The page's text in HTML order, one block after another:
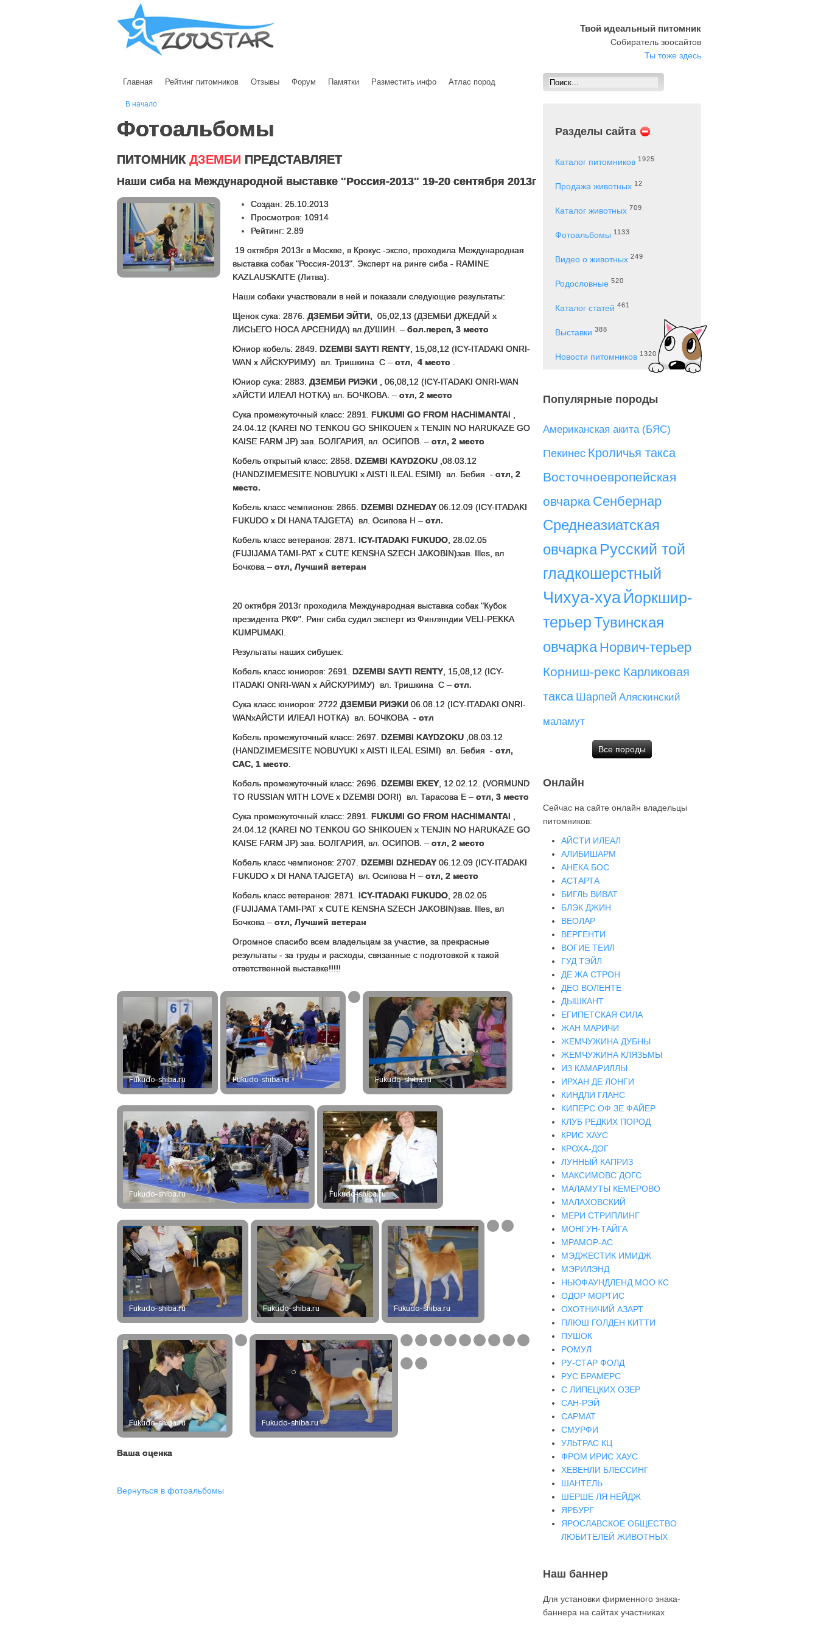
Твой идеальный питомник
Собиратель зоосайтов
Ты тоже здесь
Главная Рейтинг питомников Отзывы Форум Памятки Разместить инфо Атлас пород
В начало
Фотоальбомы
ПИТОМНИК ДЗЕМБИ ПРЕДСТАВЛЯЕТ
Наши сиба на Международной выставке "Россия-2013" 19-20 сентября 2013г
Создан: 25.10.2013
Просмотров: 10914
Рейтинг: 2.89
19 октября 2013г в Москве, в Крокус -экспо, проходила Международная
выставка собак "Россия-2013". Эксперт на ринге сиба - RAMINE
KAZLAUSKAITE (Литва).
Наши собаки участвовали в ней и показали следующие результаты:
Щенок сука: 2876. ДЗЕМБИ ЭЙТИ, 05,02,13 (ДЗЕМБИ ДЖЕДАЙ х
ЛИСЬЕГО НОСА АРСЕНИДА) вл.ДУШИН. – бол.персп, 3 место
Юниор кобель: 2849. DZEMBI SAYTI RENTY , 15,08,12 (ICY-ITADAKI ONRI-
WAN x АЙСКУРИМУ) вл. Тришкина С – отл, 4 место
Юниор сука: 2883. ДЗЕМБИ РИЭКИ
, 06,08,12 (ICY-ITADAKI ONRI-WAN
xАЙСТИ ИЛЕАЛ НОТКА) вл. БОЧКОВА. – отл, 2 место
Сука промежуточный класс: 2891. FUKUMI GO FROM HACHIMANTAI
24.04.12 (KAREI NO TENKOU GO SHIKOUEN x TENJIN NO HARUKAZE GO
KAISE FARM JP) зав. БОЛГАРИЯ, вл. ОСИПОВ. – отл, 2 место
Кобель открытый класс: 2858. DZEMBI KAYDZOKU ,08.03.12
(HANDZIMEMESITE NOBUYUKI x AISTI ILEAL ESIMI) вл. Бебия - отл, 2
место.
Кобель класс чемпионов: 2865. DZEMBI DZHEDAY 06.12.09 (ICY-ITADAKI
FUKUDO x DI HANA TAJGETA) вл. Осипова Н – отл.
Кобель класс ветеранов: 2871. ICY-ITADAKI FUKUDO , 28.02.05
(FUJIJAMA TAMI-PAT x CUTE KENSHA SZECH JAKOBIN)зав. Illes, вл
Бочкова – отл, Лучший ветеран
20 октября 2013г проходила Международная выставка собак "Кубок
президента РКФ". Ринг сиба судил эксперт из Финляндии VELI-PEKKA
KUMPUMAKI.
Результаты наших сибушек:
Кобель класс юниоров: 2691. DZEMBI SAYTI RENTY , 15,08,12 (ICY-
ITADAKI ONRI-WAN x АЙСКУРИМУ) вл. Тришкина С – отл.
Сука класс юниоров: 2722 ДЗЕМБИ РИЭКИ 06.08.12 (ICY-ITADAKI ONRI-
WANxАЙСТИ ИЛЕАЛ НОТКА) вл. БОЧКОВА - отл
Кобель промежуточный класс: 2697. DZEMBI KAYDZOKU ,08.03.12
(HANDZIMEMESITE NOBUYUKI x AISTI ILEAL ESIMI) вл. Бебия - отл,
CAC, 1 место
Кобель промежуточный класс: 2696. DZEMBI EKEY , 12.02.12. (VORMUND
TO RUSSIAN WITH LOVE x DZEMBI DORI) вл. Тарасова Е – отл, 3 место
Сука промежуточный класс: 2891. FUKUMI GO FROM HACHIMANTAI
24.04.12 (KAREI NO TENKOU GO SHIKOUEN x TENJIN NO HARUKAZE GO
KAISE FARM JP) зав. БОЛГАРИЯ, вл. ОСИПОВ. – отл, 2 место
Кобель класс чемпионов: 2707. DZEMBI DZHEDAY 06.12.09 (ICY-ITADAKI
FUKUDO x DI HANA TAJGETA) вл. Осипова Н – отл, 2 место
Кобель класс ветеранов: 2871. ICY-ITADAKI FUKUDO , 28.02.05
(FUJIJAMA TAMI-PAT x CUTE KENSHA SZECH JAKOBIN)зав. Illes, вл
Бочкова – отл, Лучший ветеран
Огромное спасибо всем владельцам за участие, за прекрасные
результаты - за труды и расходы, связанные с подготовкой к такой
ответственной выставке!!!!!
Ваша оценка
Вернуться в фотоальбомы
Разделы сайта
Каталог питомников 1925
Продажа животных 12
Каталог животных 709
Фотоальбомы 1133
Видео о животных 249
Родословные 520
Каталог статей 461
Выставки 388
Новости питомников 1320
Популярные породы
Американская акита (БЯС)
Пекинес Кроличья такса
Восточноевропейская
овчарка Сенбернар
Среднеазиатская
овчарка Русский той
гладкошерстный
Чихуа-хуа Йоркшир-
терьерТувинская
овчарка Норвич-терьер
Корниш-рекс Карликовая
такса Шарпей Аляскинский
маламут
Все породы
Онлайн
Сейчас на сайте онлайн владельцы
питомников:
АЙСТИ ИЛЕАЛ
АЛИБИШАРМ
АНЕКА БОС
АСТАРТА
БИГЛЬ ВИВАТ
БЛЭК ДЖИН
ВЕОЛАР
ВЕРГЕНТИ
ВОГИЕ ТЕИЛ
ГУД ТЭЙЛ
ДЕ ЖА СТРОН
ДЕО ВОЛЕНТЕ
ДЫШКАНТ
ЕГИПЕТСКАЯ СИЛА
ЖАН МАРИЧИ
ЖЕМЧУЖИНА ДУБНЫ
ЖЕМЧУЖИНА КЛЯЗЬМЫ
ИЗ КАМАРИЛЛЫ
ИРХАН ДЕ ЛОНГИ
КИНДЛИ ГЛАНС
КИПЕРС ОФ ЗЕ ФАЙЕР
КЛУБ РЕДКИХ ПОРОД
КРИС ХАУС
КРОХА-ДОГ
ЛУННЫЙ КАПРИЗ
МАКСИМОВС ДОГС
МАЛАМУТЫ КЕМЕРОВО
МАЛАХОВСКИЙ
МЕРИ СТРИПЛИНГ
МОНГУН-ТАЙГА
МРАМОР-АС
МЭДЖЕСТИК ИМИДЖ
МЭРИЛЭНД
НЬЮФАУНДЛЕНД МОО КС
ОДОР МОРТИС
ОХОТНИЧИЙ АЗАРТ
ПЛЮШ ГОЛДЕН КИТТИ
ПУШОК
РОМУЛ
РУ-СТАР ФОЛД
РУС БРАМЕРС
С ЛИПЕЦКИХ ОЗЕР
САН-РЭЙ
САРМАТ
СМУРФИ
УЛЬТРАС КЦ
ФРОМ ИРИС ХАУС
ХЕВЕНЛИ БЛЕССИНГ
ШАНТЕЛЬ
ШЕРШЕ ЛЯ НЕЙДЖ
ЯРБУРГ
ЯРОСЛАВСКОЕ ОБЩЕСТВО
ЛЮБИТЕЛЕЙ ЖИВОТНЫХ
Наш баннер
Для установки фирменного знака-
баннера на сайтах участниках